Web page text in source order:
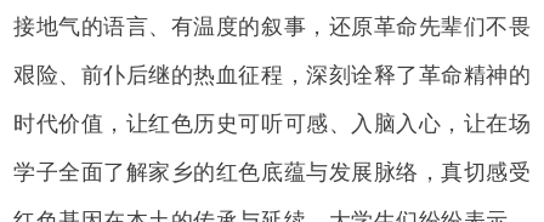
接地气的语言、有温度的叙事，还原革命先辈们不畏
艰险、前仆后继的热血征程，深刻诠释了革命精神的
时代价值，让红色历史可听可感、入脑入心，让在场
学子全面了解家乡的红色底蕴与发展脉络，真切感受